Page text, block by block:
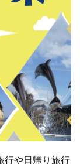
行や日帰り旅行